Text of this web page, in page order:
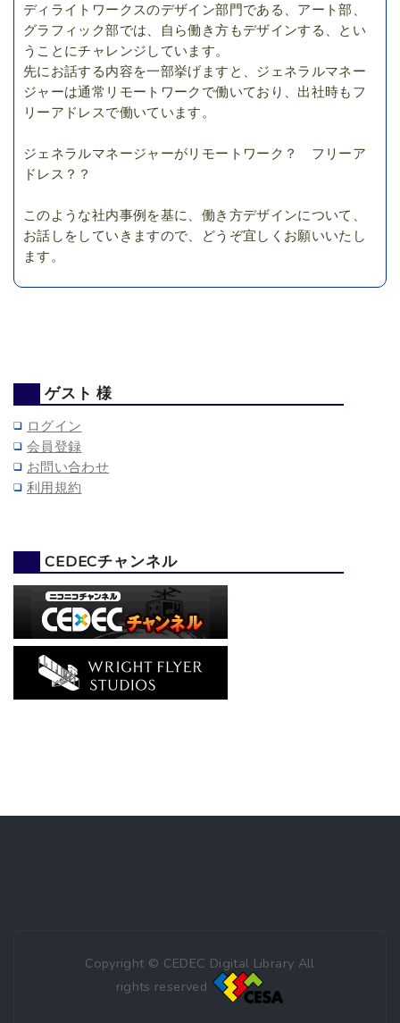
ディライトワークスのデザイン部門である、アート部、
グラフィック部では、自ら働き方もデザインする、とい
うことにチャレンジしています。
先にお話する内容を一部挙げますと、ジェネラルマネー
ジャーは通常リモートワークで働いており、出社時もフ
リーアドレスで働いています。
ジェネラルマネージャーがリモートワーク？ フリーア
ドレス？？
このような社内事例を基に、働き方デザインについて、
お話しをしていきますので、どうぞ宜しくお願いいたし
ます。
ゲスト 様
ログイン
会員登録
お問い合わせ
利用規約
CEDECチャンネル
Copyright © CEDEC Digital Library All
rights reserved